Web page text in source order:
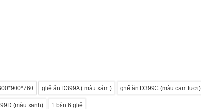
ghế ăn D399A ( màu xám ) ghế ăn D399C (màu cam tươi)
(màu xanh) 1 bàn 6 ghế